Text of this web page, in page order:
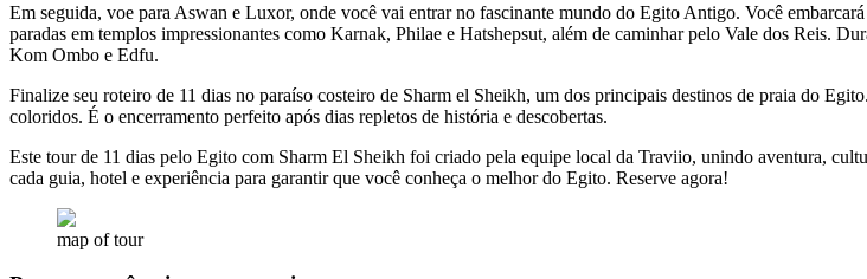
Em seguida, voe para Aswan e Luxor, onde você vai entrar no fascinante mundo do Egito Antigo. Você
paradas em templos impressionantes como Karnak, Philae e Hatshepsut, além de caminhar pelo Vale dos Reis.
Kom Ombo e Edfu.
Finalize seu roteiro de 11 dias no paraíso costeiro de Sharm el Sheikh, um dos principais destinos de praia do
coloridos. É o encerramento perfeito após dias repletos de história e descobertas.
Este tour de 11 dias pelo Egito com Sharm El Sheikh foi criado pela equipe local da Traviio, unindo aventura,
cada guia, hotel e experiência para garantir que você conheça o melhor do Egito. Reserve agora!
map of tour